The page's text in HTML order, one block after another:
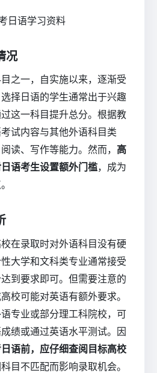
况
之一，自实施以来，逐渐受
择日语的学生通常出于兴趣
这一科目提升总分。根据教
试内容与其他外语科目类
读、写作等能力。然而， 高
语考生设置额外门槛，成为
在录取时对外语科目没有硬
大学和文科类专业通常接受
到要求即可。但需要注意的
校可能对英语有额外要求。
专业或部分理工科院校，可
绩或通过英语水平测试。因
语前，应仔细查阅目标高校
目不匹配而影响录取机会。